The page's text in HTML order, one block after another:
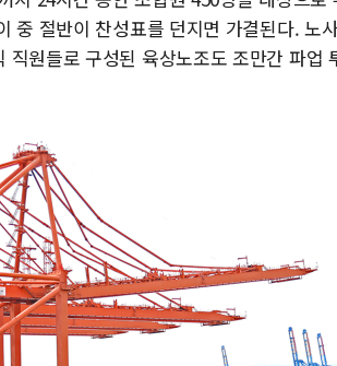
중 절반이 찬성표를 던지면 가결된다. 노
원들로 구성된 육상노조도 조만간 파업